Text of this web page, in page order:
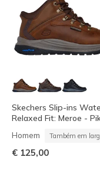
Skechers Slip-ins
Relaxed Fit: Meroe -
Homem Também em
€ 125,00